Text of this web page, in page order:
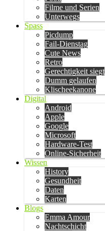
Filme und Serien
Unterwegs
Spass
Picdump
Fail-Dienstag
Cute News
Retro
Gerechtigkeit siegt
Dumm gelaufen
Klischeekanone
Digital
Android
Apple
Google
Microsoft
Hardware-Test
Online-Sicherheit
Wissen
History
Gesundheit
Daten
Karten
Blogs
Emma Amour
Nachtschicht